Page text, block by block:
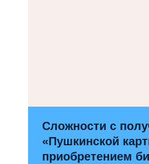
Сложности с
«Пушкинской
приобретением